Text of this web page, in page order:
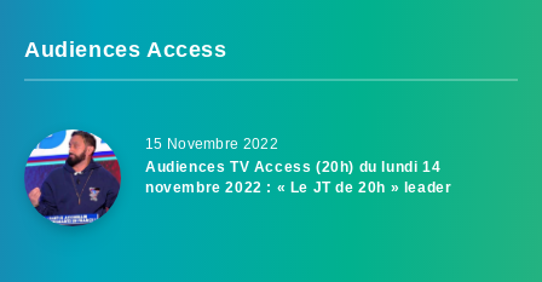
Audiences Access
15 Novembre 2022
Audiences TV Access (20h) du lundi 14
novembre 2022 : « Le JT de 20h » leader